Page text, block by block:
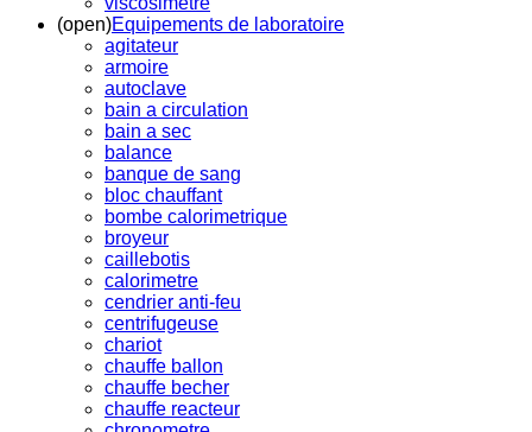
(open)Equipements de laboratoire
agitateur
armoire
autoclave
bain a circulation
bain a sec
balance
banque de sang
bloc chauffant
bombe calorimetrique
broyeur
caillebotis
calorimetre
cendrier anti-feu
centrifugeuse
chariot
chauffe ballon
chauffe becher
chauffe reacteur